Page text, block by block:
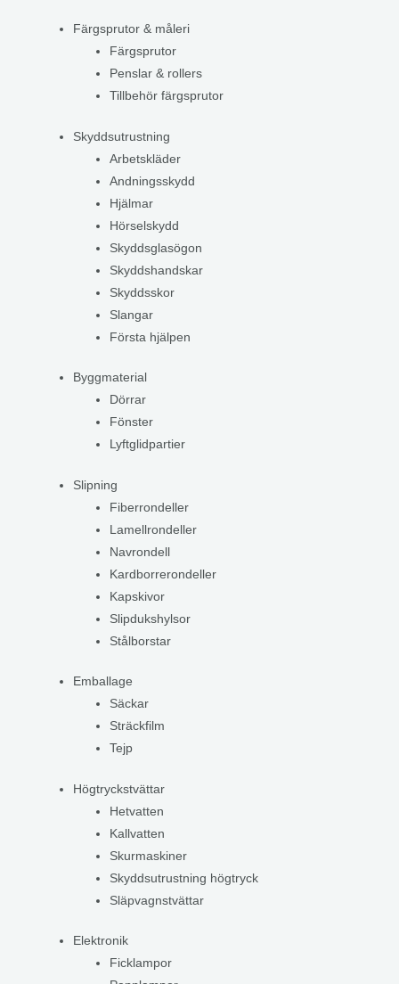
Färgsprutor & måleri
Färgsprutor
Penslar & rollers
Tillbehör färgsprutor
Skyddsutrustning
Arbetskläder
Andningsskydd
Hjälmar
Hörselskydd
Skyddsglasögon
Skyddshandskar
Skyddsskor
Slangar
Första hjälpen
Byggmaterial
Dörrar
Fönster
Lyftglidpartier
Slipning
Fiberrondeller
Lamellrondeller
Navrondell
Kardborrerondeller
Kapskivor
Slipdukshylsor
Stålborstar
Emballage
Säckar
Sträckfilm
Tejp
Högtryckstvättar
Hetvatten
Kallvatten
Skurmaskiner
Skyddsutrustning högtryck
Släpvagnstvättar
Elektronik
Ficklampor